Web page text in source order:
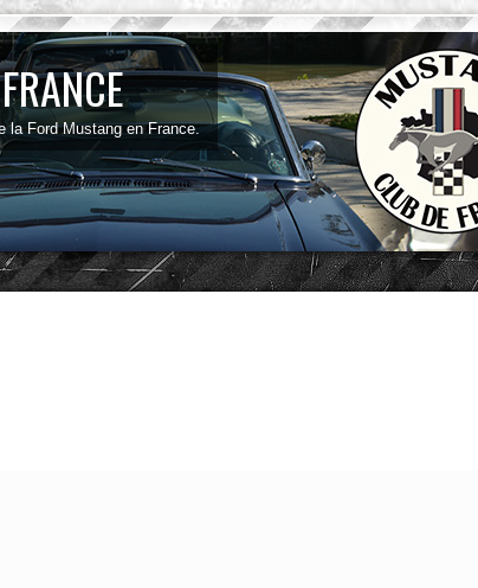
la Ford Mustang en France.